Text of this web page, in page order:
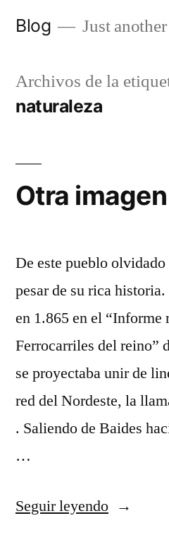
Blog Just
Archivos de la
naturaleza
Otra
De este pueblo olvidado
pesar de su rica
en 1.865 en el “Informe
Ferrocarriles del reino”
se proyectaba unir de
red del Nordeste, la
. Saliendo de Baides
…
Seguir leyendo«Otra